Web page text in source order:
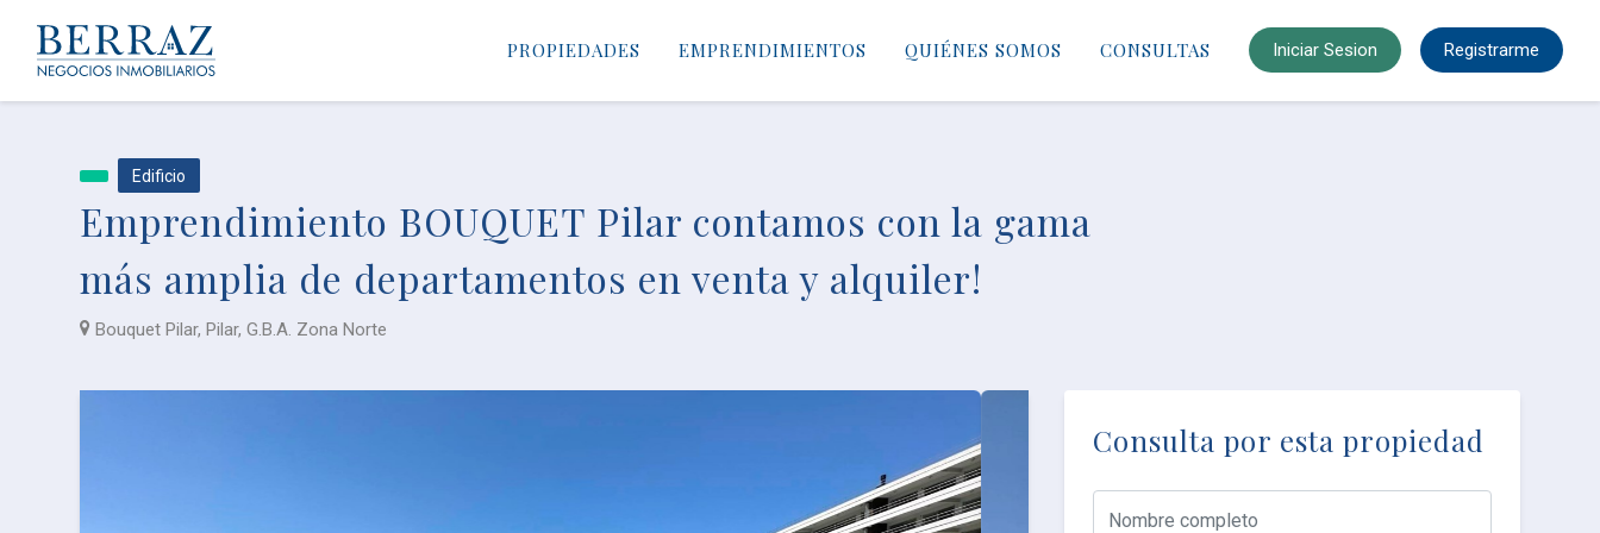
PROPIEDADES EMPRENDIMIENTOS QUIÉNES SOMOS CONSULTAS Iniciar Sesion Registrarme
Edificio
Emprendimiento BOUQUET Pilar contamos con la gama
más amplia de departamentos en venta y alquiler!
Bouquet Pilar, Pilar, G.B.A. Zona Norte
Consulta por esta propiedad